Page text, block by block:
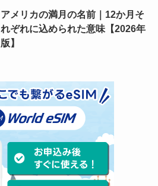
アメリカの満月の名前｜12か月そ
れぞれに込められた意味【2026年
版】